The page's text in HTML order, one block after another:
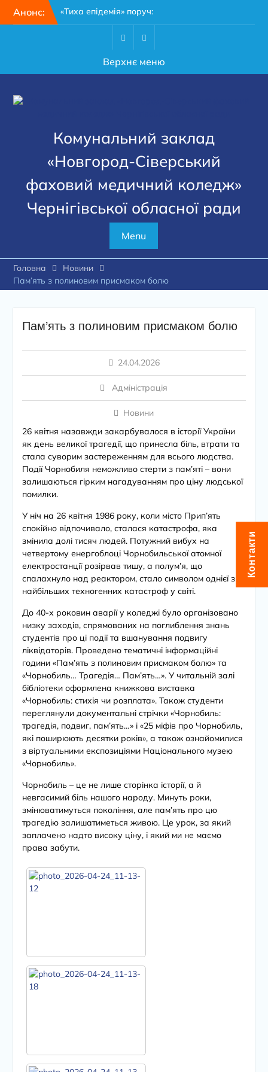
Анонс:
«Тиха епідемія» поруч:
чому кожному мешканцю
Чернігівщини варто
пройти 15-хвилинний тест
28 липня – День пам’яті
FacebookYoutube
Верхнє меню
Комунальний заклад
«Новгород-Сіверський
фаховий медичний коледж»
Чернігівської обласної ради
Menu
Головна
Новини
Пам’ять з полиновим присмаком болю
Пам’ять з полиновим присмаком болю
24.04.2026
Адміністрація
Новини
26 квітня назавжди закарбувалося в історії України
як день великої трагедії, що принесла біль, втрати та
стала суворим застереженням для всього людства.
Події Чорнобиля неможливо стерти з пам’яті– вони
залишаються гірким нагадуванням про ціну людської
помилки.
У ніч на 26 квітня 1986 року, коли місто Прип’ять
спокійно відпочивало, сталася катастрофа, яка
змінила долі тисяч людей. Потужний вибух на
четвертому енергоблоці Чорнобильської атомної
електростанції розірвав тишу, а полум’я, що
спалахнуло над реактором, стало символом однієї з
найбільших техногенних катастроф у світі.
До 40-х роковин аварії у коледжі було організовано
низку заходів, спрямованих на поглиблення знань
студентів про ці події та вшанування подвигу
ліквідаторів. Проведено тематичні інформаційні
години «Пам’ять з полиновим присмаком болю» та
«Чорнобиль… Трагедія… Пам’ять…». У читальній залі
бібліотекиоформлена книжкова виставка
«Чорнобиль: стихія чи розплата». Також студенти
переглянули документальні стрічки «Чорнобиль:
трагедія, подвиг, пам’ять…» і «25 міфів про Чорнобиль,
які поширюють десятки років», а також ознайомилися
з віртуальними експозиціями Національного музею
«Чорнобиль».
Чорнобиль –це не лише сторінка історії, а й
невгасимий біль нашого народу. Минуть роки,
змінюватимуться покоління, але пам’ять про цю
трагедію залишатиметься живою. Це урок, за який
заплачено надто високу ціну, і який ми не маємо
права забути.
Контакти